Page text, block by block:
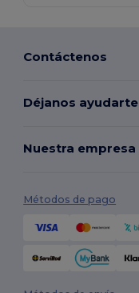
Contáctenos
Déjanos ayudarte
Nuestra empresa
Métodos de pago